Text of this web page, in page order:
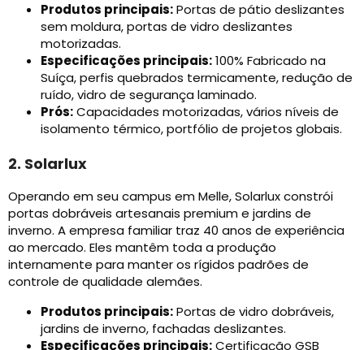
Produtos principais:Portas de pátio deslizantes
sem moldura, portas de vidro deslizantes
motorizadas.
Especificações principais:100% Fabricado na
Suíça, perfis quebrados termicamente, redução de
ruído, vidro de segurança laminado.
Prós:Capacidades motorizadas, vários níveis de
isolamento térmico, portfólio de projetos globais.
2. Solarlux
Operando em seu campus em Melle, Solarlux constrói
portas dobráveis ​​artesanais premium e jardins de
inverno. A empresa familiar traz 40 anos de experiência
ao mercado. Eles mantêm toda a produção
internamente para manter os rígidos padrões de
controle de qualidade alemães.
Produtos principais:Portas de vidro dobráveis,
jardins de inverno, fachadas deslizantes.
Especificações principais:Certificação GSB